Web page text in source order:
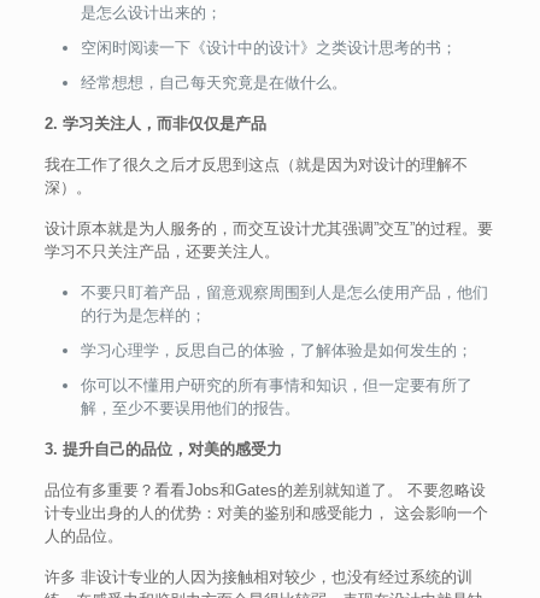
是怎么设计出来的；
空闲时阅读一下《设计中的设计》之类设计思考的书；
经常想想，自己每天究竟是在做什么。
2. 学习关注人，而非仅仅是产品
我在工作了很久之后才反思到这点（就是因为对设计的理解不
深）。
设计原本就是为人服务的，而交互设计尤其强调”交互”的过程。要
学习不只关注产品，还要关注人。
不要只盯着产品，留意观察周围到人是怎么使用产品，他们
的行为是怎样的；
学习心理学，反思自己的体验，了解体验是如何发生的；
你可以不懂用户研究的所有事情和知识，但一定要有所了
解，至少不要误用他们的报告。
3. 提升自己的品位，对美的感受力
品位有多重要？看看Jobs和Gates的差别就知道了。 不要忽略设
计专业出身的人的优势：对美的鉴别和感受能力， 这会影响一个
人的品位。
许多 非设计专业的人因为接触相对较少，也没有经过系统的训